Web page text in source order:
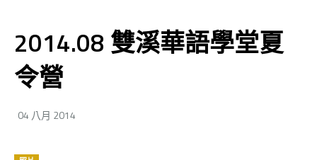
2014.08 雙溪華語學堂夏
令營
04 八月 2014